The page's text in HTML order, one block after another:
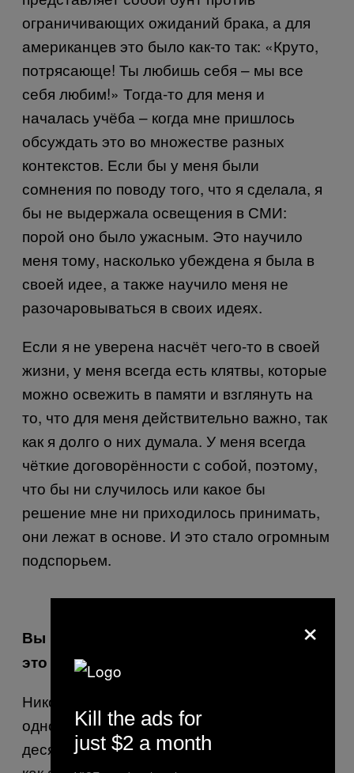
ограничивающих ожиданий брака, а для
американцев это было как-то так: «Круто,
потрясающе! Ты любишь себя – мы все
себя любим!» Тогда-то для меня и
началась учёба – когда мне пришлось
обсуждать это во множестве разных
контекстов. Если бы у меня были
сомнения по поводу того, что я сделала, я
бы не выдержала освещения в СМИ:
порой оно было ужасным. Это научило
меня тому, насколько убеждена я была в
своей идее, а также научило меня не
разочаровываться в своих идеях.
Если я не уверена насчёт чего-то в своей
жизни, у меня всегда есть клятвы, которые
можно освежить в памяти и взглянуть на
то, что для меня действительно важно, так
как я долго о них думала. У меня всегда
чёткие договорённости с собой, поэтому,
что бы ни случилось или какое бы
решение мне ни приходилось принимать,
они лежат в основе. И это стало огромным
подспорьем.
Вы когда-нибудь сожалели о том, что
это сделали?
Никогда. Я бы сказала, что по шкале от
одного до десяти это на девять баллов из
десяти изменило моё место в мире – то,
×
Kill the ads for
just $2 a month